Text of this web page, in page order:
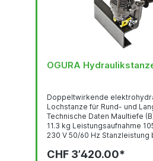
OGURA
Doppeltwirkende
Lochstanze für Rund- und
Technische Daten Maultiefe (B) 40 mm Gewicht
11.3 kg Leistungsaufnahme
230 V 50/60 Hz Stanzleistung
- 9,0 mmLangloch 6,5 x 10,0
CHF 3’420.00*